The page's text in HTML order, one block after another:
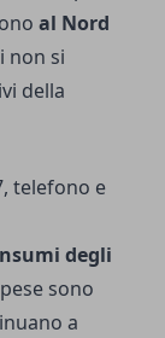
al Nord
non si
della
telefono e
degli
sono
a